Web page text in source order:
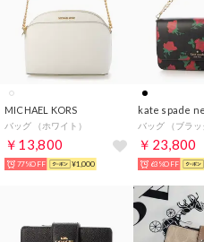
MICHAEL KORS
バッグ （ホワイト）
￥13,800
77%OFF ¥1,000
kate spade
バッグ （ブラッ
￥23,800
63%OFF